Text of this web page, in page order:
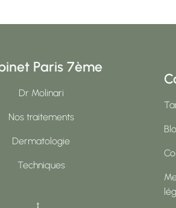
Paris 7ème
Dr Molinari
Nos traitements
Dermatologie
Techniques